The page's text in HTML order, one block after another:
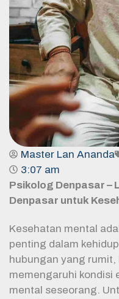
Master Lan Ananda
3:07 am
Psikolog Denpasar –
Denpasar untuk
Kesehatan mental
penting dalam
hubungan yang
memengaruhi kondisi
mental seseorang.